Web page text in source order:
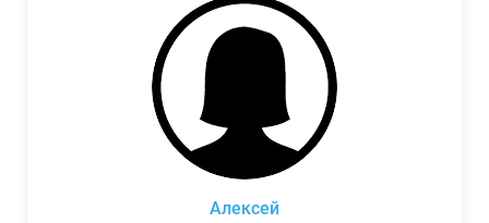
Алексей